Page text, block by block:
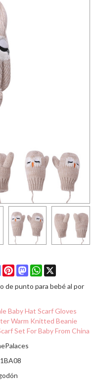
FacebookPinterestMastodonWhatsApp
X
de punto para bebé al por
Baby Hat Scarf Gloves
Warm Knitted Beanie
Set For Baby From China